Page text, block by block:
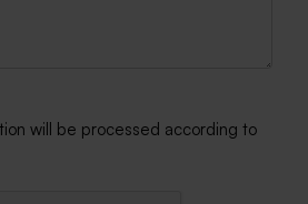
will be processed according to